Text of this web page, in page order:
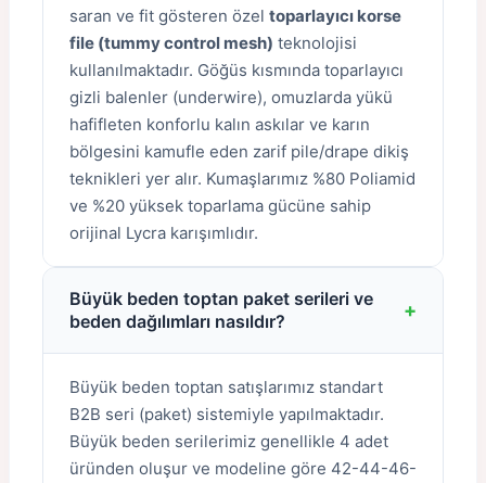
saran ve fit gösteren özel toparlayıcı korse
file (tummy control mesh) teknolojisi
kullanılmaktadır. Göğüs kısmında toparlayıcı
gizli balenler (underwire), omuzlarda yükü
hafifleten konforlu kalın askılar ve karın
bölgesini kamufle eden zarif pile/drape dikiş
teknikleri yer alır. Kumaşlarımız %80 Poliamid
ve %20 yüksek toparlama gücüne sahip
orijinal Lycra karışımlıdır.
Büyük beden toptan paket serileri ve
beden dağılımları nasıldır?
+
Büyük beden toptan satışlarımız standart
B2B seri (paket) sistemiyle yapılmaktadır.
Büyük beden serilerimiz genellikle 4 adet
üründen oluşur ve modeline göre 42-44-46-